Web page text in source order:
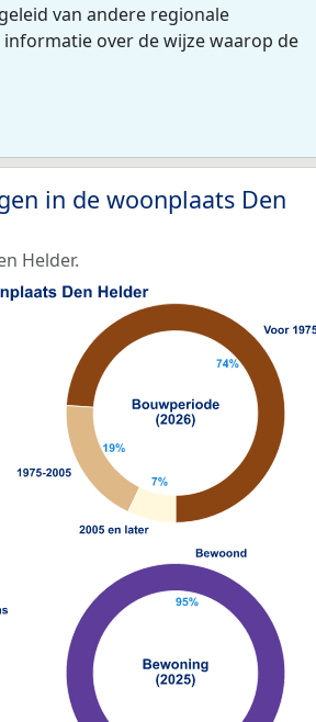
van andere regionale
over de wijze waarop de
in de woonplaats Den
Helder.